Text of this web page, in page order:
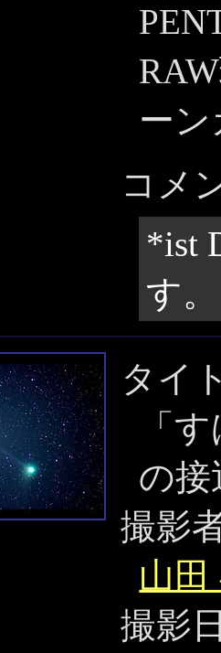
ー
コメ
*ist
す。
タイ
「
の接
撮影
山田
撮影